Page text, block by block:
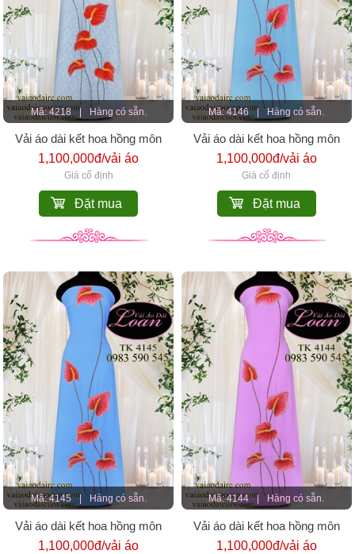
Mã: 4218 | Hàng có sẵn.
Vải áo dài kết hoa hồng môn
1,100,000đ/vải áo
Giá cố định
Đặt mua
Mã: 4146 | Hàng có sẵn.
Vải áo dài kết hoa hồng môn
1,100,000đ/vải áo
Giá cố định
Đặt mua
Mã: 4145 | Hàng có sẵn.
Vải áo dài kết hoa hồng môn
1,100,000đ/vải áo
Mã: 4144 | Hàng có sẵn.
Vải áo dài kết hoa hồng môn
1,100,000đ/vải áo